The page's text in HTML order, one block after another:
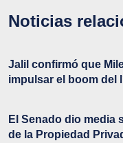
Noticias
Jalil confirmó que
impulsar el boom del
El Senado dio media
de la Propiedad